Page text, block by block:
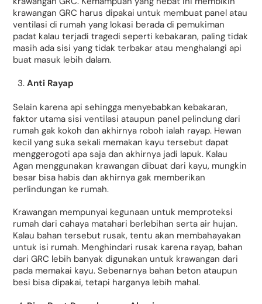
krawangan GRC harus dipakai untuk membuat panel atau
ventilasi di rumah yang lokasi berada di pemukiman
padat kalau terjadi tragedi seperti kebakaran, paling tidak
masih ada sisi yang tidak terbakar atau menghalangi api
buat masuk lebih dalam.
Anti Rayap
Selain karena api sehingga menyebabkan kebakaran,
faktor utama sisi ventilasi ataupun panel pelindung dari
rumah gak kokoh dan akhirnya roboh ialah rayap. Hewan
kecil yang suka sekali memakan kayu tersebut dapat
menggerogoti apa saja dan akhirnya jadi lapuk. Kalau
Agan menggunakan krawangan dibuat dari kayu, mungkin
besar bisa habis dan akhirnya gak memberikan
perlindungan ke rumah.
Krawangan mempunyai kegunaan untuk memproteksi
rumah dari cahaya matahari berlebihan serta air hujan.
Kalau bahan tersebut rusak, tentu akan membahayakan
untuk isi rumah. Menghindari rusak karena rayap, bahan
dari GRC lebih banyak digunakan untuk krawangan dari
pada memakai kayu. Sebenarnya bahan beton ataupun
besi bisa dipakai, tetapi harganya lebih mahal.